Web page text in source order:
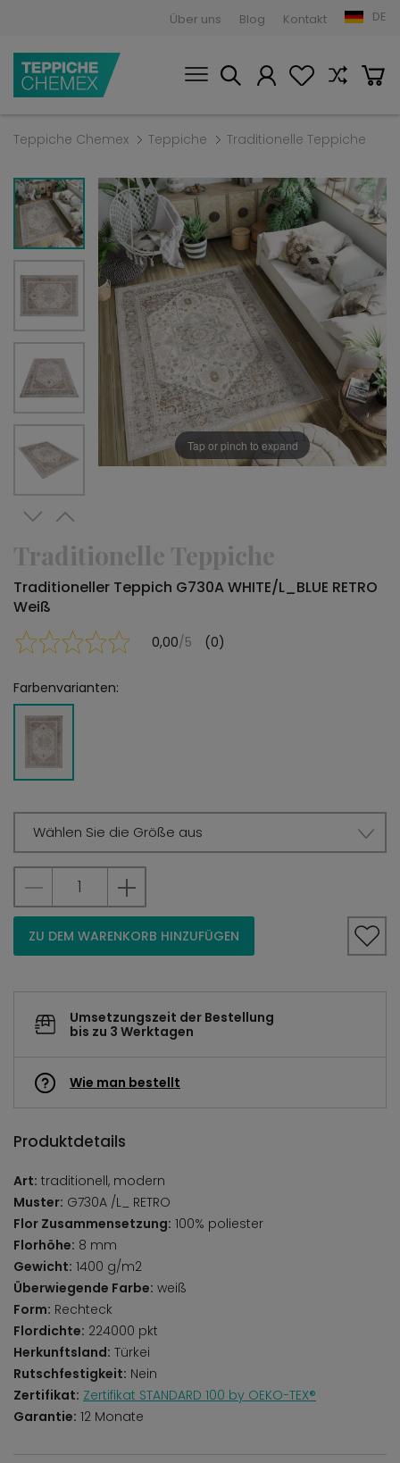
Über uns Blog Kontakt DE
Teppiche Chemex Teppiche Traditionelle Teppiche
Tap or pinch to expand
Traditionelle Teppiche
Traditioneller Teppich G730A WHITE/L_BLUE RETRO
Weiß
0,00/5 (0)
Farbenvarianten:
Wählen Sie die Größe aus
ZU DEM WARENKORB HINZUFÜGEN
Umsetzungszeit der Bestellung
bis zu 3 Werktagen
Wie man bestellt
Produktdetails
Art: traditionell, modern
Muster: G730A /L_ RETRO
Flor Zusammensetzung: 100% poliester
Florhöhe: 8 mm
Gewicht: 1400 g/m2
Überwiegende Farbe: weiß
Form: Rechteck
Flordichte: 224000 pkt
Herkunftsland: Türkei
Rutschfestigkeit: Nein
Zertifikat: Zertifikat STANDARD 100 by OEKO-TEX®
Garantie: 12 Monate